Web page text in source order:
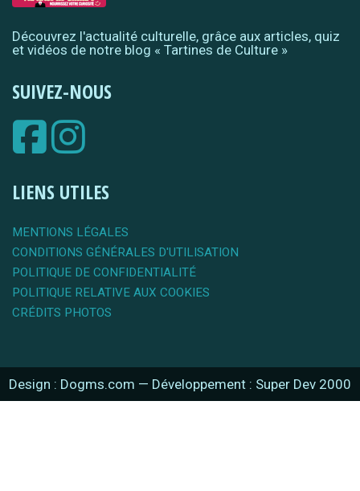
Découvrez l'actualité culturelle, grâce aux articles, quiz
et vidéos de notre blog « Tartines de Culture »
SUIVEZ-NOUS
LIENS UTILES
MENTIONS LÉGALES
CONDITIONS GÉNÉRALES D'UTILISATION
POLITIQUE DE CONFIDENTIALITÉ
POLITIQUE RELATIVE AUX COOKIES
CRÉDITS PHOTOS
Design : Dogms.com — Développement : Super Dev 2000